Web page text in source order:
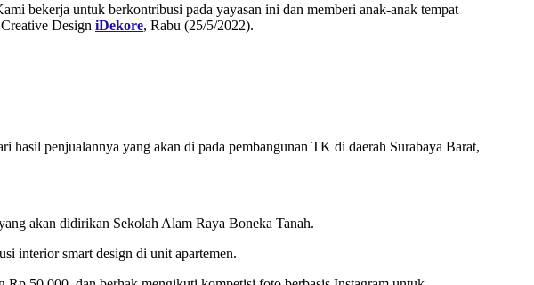
bekerja untuk berkontribusi pada yayasan ini dan memberi anak-anak tempat
Design iDekore, Rabu (25/5/2022).
hasil penjualannya yang akan di pada pembangunan TK di daerah Surabaya Barat,
akan didirikan Sekolah Alam Raya Boneka Tanah.
interior smart design di unit apartemen.